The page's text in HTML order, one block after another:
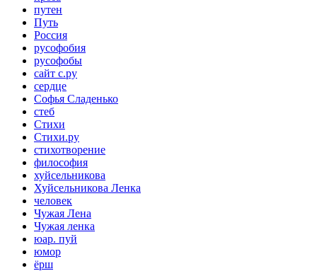
путен
Путь
Россия
русофобия
русофобы
сайт с.ру
сердце
Софья Сладенько
стеб
Стихи
Стихи.ру
стихотворение
философия
хуйсельникова
Хуйсельникова Ленка
человек
Чужая Лена
Чужая ленка
юар. пуй
юмор
ёрш